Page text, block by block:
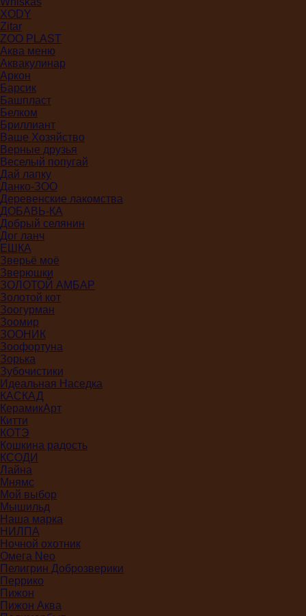
XODY
Zitar
ZOO PLAST
Аква меню
Аквакулинар
Аркон
Барсик
Башпласт
Белком
Бриллиант
Ваше Хозяйство
Верные друзья
Веселый попугай
Дай лапку
Данко-ЗОО
Деревенские лакомства
ДОБАВЬ-КА
Добрый селянин
Дог ланч
ЕШКА
Зверьё моё
Зверюшки
ЗОЛОТОЙ АМБАР
Золотой кот
Зоогурман
Зоомир
ЗООНИК
Зоофортуна
Зорька
Зубочистики
Идеальная Наседка
КАСКАД
КерамикАрт
Китти
КОТЭ
Кошкина радость
КСОДИ
Лайна
Мнямс
Мой выбор
Мышильд
Наша марка
НИЛПА
Ночной охотник
Омега Neo
Пелигрин Доброзверики
Перрико
Пижон
Пижон Аква